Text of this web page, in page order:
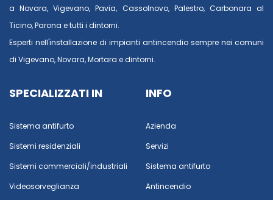
aNovara,Vigevano,Pavia, Cassolnovo, Palestro, Carbonara al
Ticino,Parona e tutti i dintorni.
Esperti nell'installazione di impianti antincendio sempre nei comuni
di Vigevano,Novara,Mortara e dintorni.
SPECIALIZZATI IN
Sistema antifurto
Sistemi residenziali
Sistemi commerciali/industriali
Videosorveglianza
INFO
Azienda
Servizi
Sistema antifurto
Antincendio